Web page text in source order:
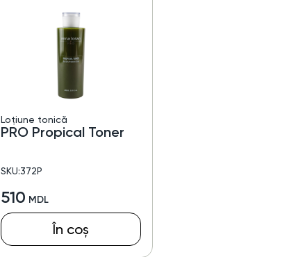
Loțiune tonică
PRO Propical Toner
SKU:372P
510
În coș